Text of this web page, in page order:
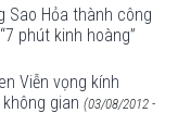
Sao Hỏa thành công
phút kinh hoàng”
Viễn vọng kính
gian (03/08/2012 -